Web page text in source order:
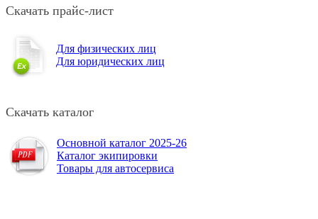
Скачать прайс-лист
Для физических лиц
Для юридических лиц
Скачать каталог
Основной каталог 2025-26
Каталог экипировки
Товары для автосервиса